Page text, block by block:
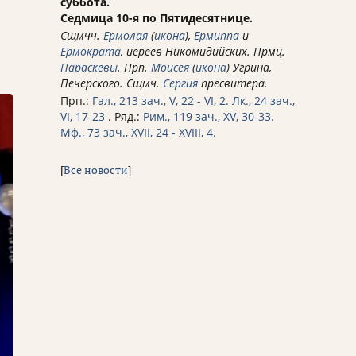
Седмица 10-я по Пятидесятнице.
Сщмчч. Ермолая (икона), Ермиппа и
Ермократа, иереев Никомидийских. Прмц.
Параскевы. Прп. Моисея (икона) Угрина,
Печерского. Сщмч. Сергия пресвитера.
Прп.: Гал., 213 зач., V, 22 - VI, 2. Лк., 24 зач.,
VI, 17-23 . Ряд.: Рим., 119 зач., XV, 30-33.
Мф., 73 зач., XVII, 24 - XVIII, 4.
[Все новости]